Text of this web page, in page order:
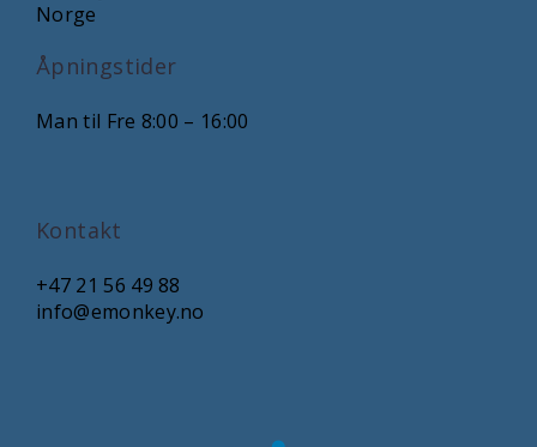
Norge
Åpningstider
Man til Fre 8:00 – 16:00
Kontakt
+47 21 56 49 88
info@emonkey.no